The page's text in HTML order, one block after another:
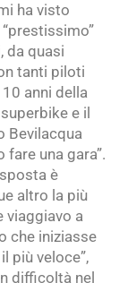
ha visto
da quasi
tanti piloti
anni della
e il
Bevilacqua
fare una gara”.
è
altro la più
viaggiavo a
che iniziasse
più veloce”,
difficoltà nel